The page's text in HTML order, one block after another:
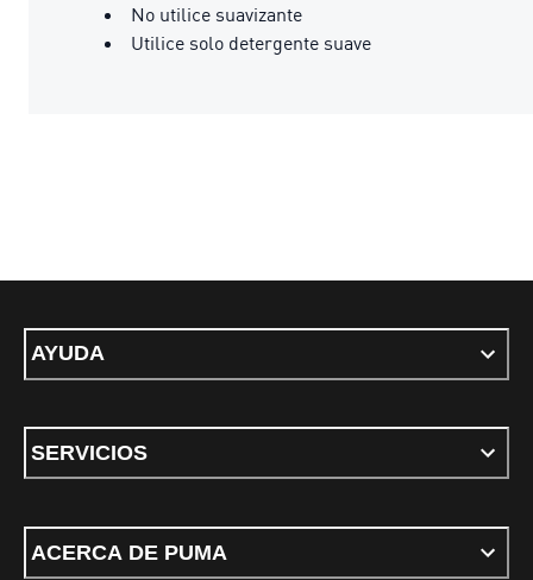
No utilice suavizante
Utilice solo detergente suave
AYUDA
SERVICIOS
ACERCA DE PUMA